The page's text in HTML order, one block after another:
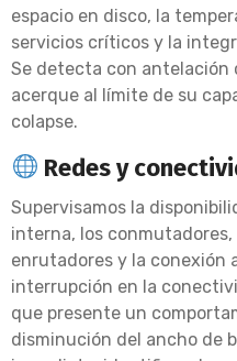
espacio en disco, la
servicios críticos y la
Se detecta con antelación
acerque al límite de su
colapse.
Redes y
Supervisamos la
interna, los
enrutadores y la conexión
interrupción en la
que presente un
disminución del ancho de